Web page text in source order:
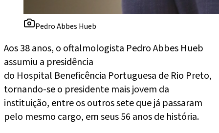
Pedro Abbes Hueb
Aos 38 anos, o oftalmologista Pedro Abbes Hueb
assumiu a presidência
do Hospital Beneficência Portuguesa de Rio Preto,
tornando-se o presidente mais jovem da
instituição, entre os outros sete que já passaram
pelo mesmo cargo, em seus 56 anos de história.